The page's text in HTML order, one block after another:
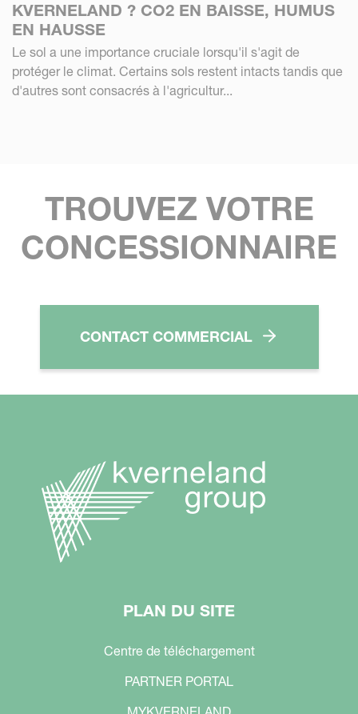
KVERNELAND ? CO2 EN BAISSE, HUMUS
EN HAUSSE
Le sol a une importance cruciale lorsqu'il s'agit de
protéger le climat. Certains sols restent intacts tandis que
d'autres sont consacrés à l'agricultur...
TROUVEZ VOTRE
CONCESSIONNAIRE
CONTACT COMMERCIAL
PLAN DU SITE
Centre de téléchargement
PARTNER PORTAL